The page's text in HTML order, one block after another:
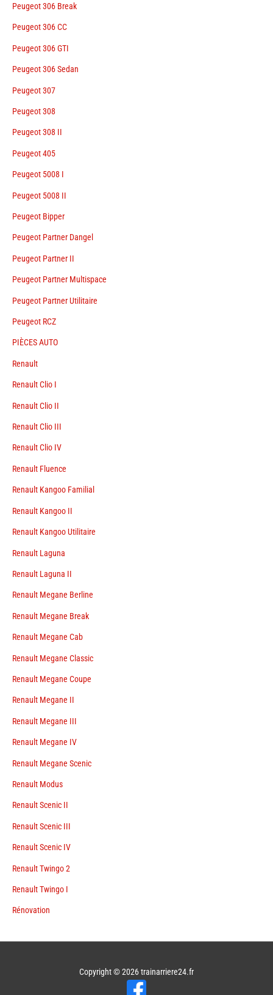
Peugeot 306 Break
Peugeot 306 CC
Peugeot 306 GTI
Peugeot 306 Sedan
Peugeot 307
Peugeot 308
Peugeot 308 II
Peugeot 405
Peugeot 5008 I
Peugeot 5008 II
Peugeot Bipper
Peugeot Partner Dangel
Peugeot Partner II
Peugeot Partner Multispace
Peugeot Partner Utilitaire
Peugeot RCZ
PIÈCES AUTO
Renault
Renault Clio I
Renault Clio II
Renault Clio III
Renault Clio IV
Renault Fluence
Renault Kangoo Familial
Renault Kangoo II
Renault Kangoo Utilitaire
Renault Laguna
Renault Laguna II
Renault Megane Berline
Renault Megane Break
Renault Megane Cab
Renault Megane Classic
Renault Megane Coupe
Renault Megane II
Renault Megane III
Renault Megane IV
Renault Megane Scenic
Renault Modus
Renault Scenic II
Renault Scenic III
Renault Scenic IV
Renault Twingo 2
Renault Twingo I
Rénovation
Copyright © 2026trainarriere24.fr